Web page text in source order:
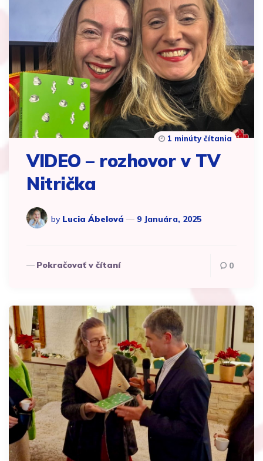
VIDEO – rozhovor v TV
Nitrička
by Lucia Ábelová 9 Januára, 2025
1 minúty čítania
Pokračovať v čítaní 0